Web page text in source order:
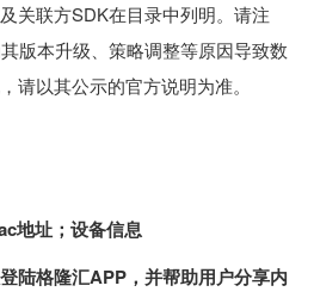
关联方SDK在目录中列明。请注
版本升级、策略调整等原因导致数
请以其公示的官方说明为准。
地址；设备信息
陆格隆汇APP，并帮助用户分享内